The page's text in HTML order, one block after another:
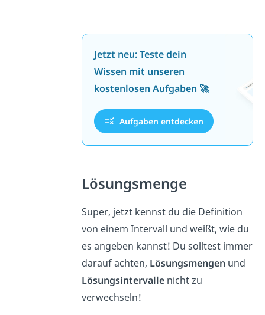
Jetzt neu: Teste dein
Wissen mit unseren
kostenlosen Aufgaben 🚀
Aufgaben entdecken
Lösungsmenge
Super, jetzt kennst du die Definition
von einem Intervall und weißt, wie du
es angeben kannst! Du solltest immer
darauf achten, Lösungsmengen und
Lösungsintervalle nicht zu
verwechseln!